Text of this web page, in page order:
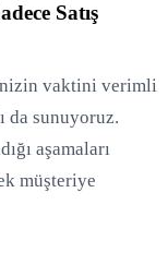
Satış
vaktini verimli
da sunuyoruz.
aşamaları
müşteriye